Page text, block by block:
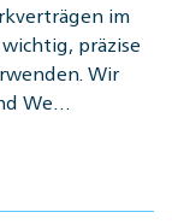
im
präzise
Wir
We…